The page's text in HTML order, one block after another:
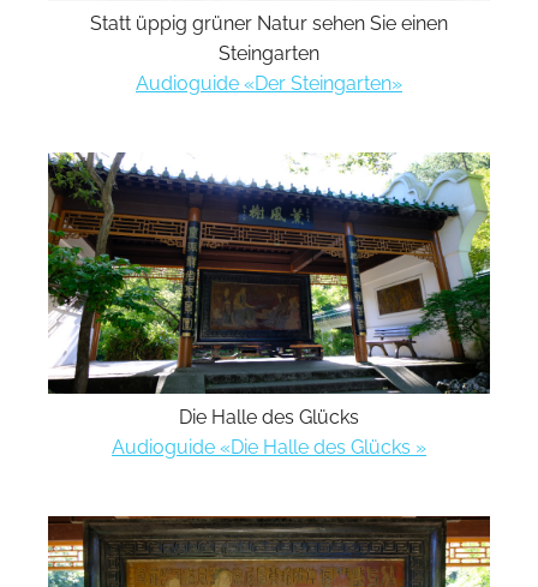
Statt üppig grüner Natur sehen Sie einen
Steingarten
Audioguide «Der Steingarten»
Die Halle des Glücks
Audioguide «Die Halle des Glücks »